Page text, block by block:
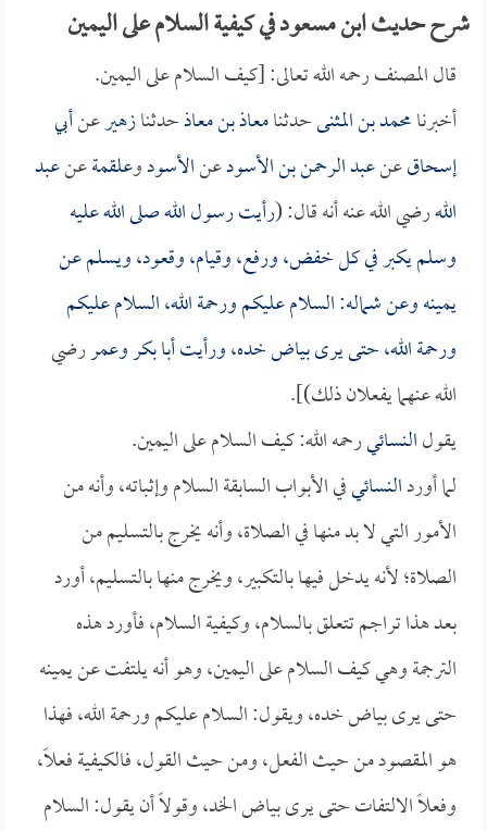
شرح حديث ابن مسعود في كيفية السلام على اليمين
قال المصنف رحمه الله تعالى: [كيف السلام على اليمين.
أخبرنامحمد بن المثنىحدثنامعاذ بن معاذحدثنازهيرعنأبي
إسحاقعنعبد الرحمن بن الأسودعنالأسودوعلقمةعنعبد
اللهرضي الله عنه أنه قال: (رأيت رسول الله صلى الله عليه
وسلم يكبر في كل خفض، ورفع، وقيام، وقعود، ويسلم عن
يمينه وعن شماله: السلام عليكم ورحمة الله، السلام عليكم
ورحمة الله، حتى يرى بياض خده، ورأيتأبا بكروعمررضي
الله عنهما يفعلان ذلك)].
يقولالنسائيرحمه الله: كيف السلام على اليمين.
لما أوردالنسائيفي الأبواب السابقة السلام وإثباته، وأنه من
الأمور التي لا بد منها في الصلاة، وأنه يخرج بالتسليم من
الصلاة؛ لأنه يدخل فيها بالتكبير، ويخرج منها بالتسليم، أورد
بعد هذا تراجم تتعلق بالسلام، وكيفية السلام، فأورد هذه
الترجمة وهي كيف السلام على اليمين، وهو أنه يلتفت عن يمينه
حتى يرى بياض خده، ويقول: السلام عليكم ورحمة الله، فهذا
هو المقصود من حيث الفعل، ومن حيث القول، فالكيفية فعلاً،
وفعلاً الالتفات حتى يرى بياض الخد، وقولاً أن يقول: السلام